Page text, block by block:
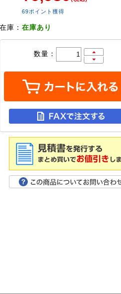
69ポイント獲得
在庫： 在庫あり
数量：